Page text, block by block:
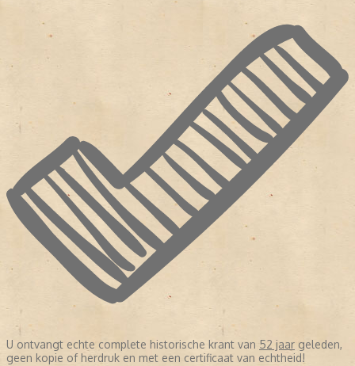
U ontvangt echte complete historische krant van 52 jaar geleden,
geen kopie of herdruk en met een certificaat van echtheid!